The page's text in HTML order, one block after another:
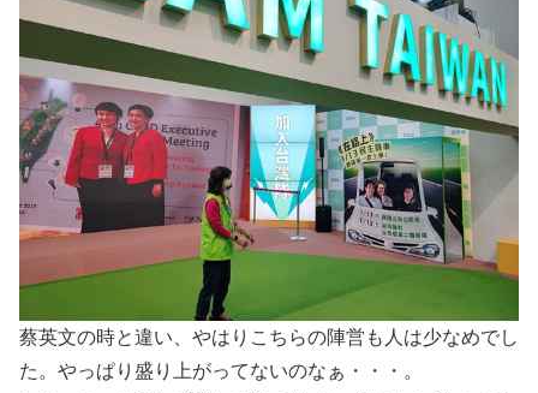
蔡英文の時と違い、やはりこちらの陣営も人は少なめでし
た。やっぱり盛り上がってないのなぁ・・・。